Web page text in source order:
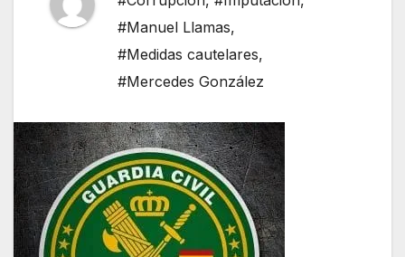
#Manuel Llamas,
#Medidas cautelares,
#Mercedes González